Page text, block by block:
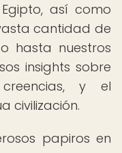
así como
cantidad de
hasta nuestros
insights sobre
y el
civilización.
papiros en